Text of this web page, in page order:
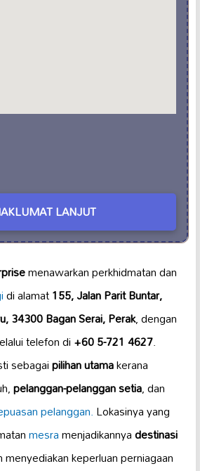
LANJUT
menawarkan perkhidmatan dan
di alamat155, Jalan Parit Buntar,
34300 Bagan Serai, Perak, dengan
telefon di+60 5-721 4627.
sebagaipilihan utamakerana
pelanggan-pelanggan setia, dan
pelanggan.Lokasinya yang
mesramenjadikannyadestinasi
menyediakan keperluan perniagaan